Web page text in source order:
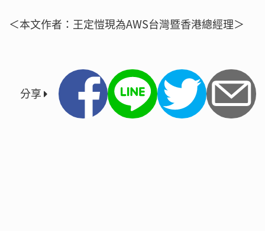
＜本文作者：王定愷現為AWS台灣暨香港總經理＞
分享